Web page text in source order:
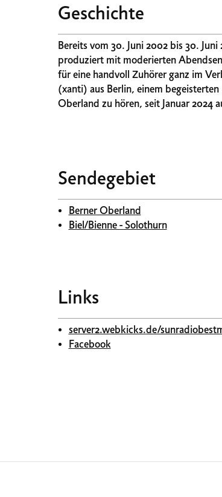
Geschichte
Bereits vom 30. Juni 2002 bis 30.
produziert mit moderierten Abendsendungen in Deutschland
für eine handvoll Zuhörer ganz im
(xanti) aus Berlin, einem begeisterten «Radiofuchs»
Oberland zu hören, seit Januar 2024
Sendegebiet
Berner Oberland
Biel/Bienne - Solothurn
Links
server2.webkicks.de/
Facebook